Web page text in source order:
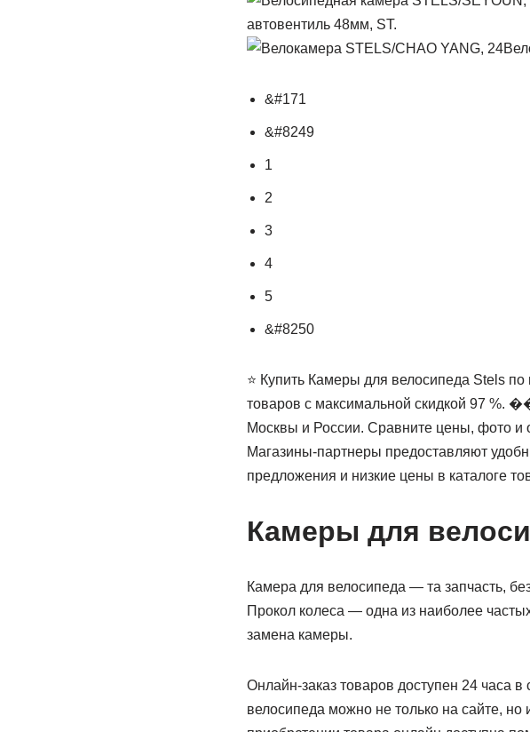
автовентиль 48мм, ST.
&#171
&#8249
1
2
3
4
5
&#8250
⭐ Купить Камеры для велосипеда Stels
товаров с максимальной скидкой 97 %.
Москвы и России. Сравните цены, фото и
Магазины-партнеры предоставляют
предложения и низкие цены в каталоге
Камеры для
Камера для велосипеда — та запчасть,
Прокол колеса — одна из наиболее
замена камеры.
Онлайн-заказ товаров доступен 24 часа
велосипеда можно не только на сайте,